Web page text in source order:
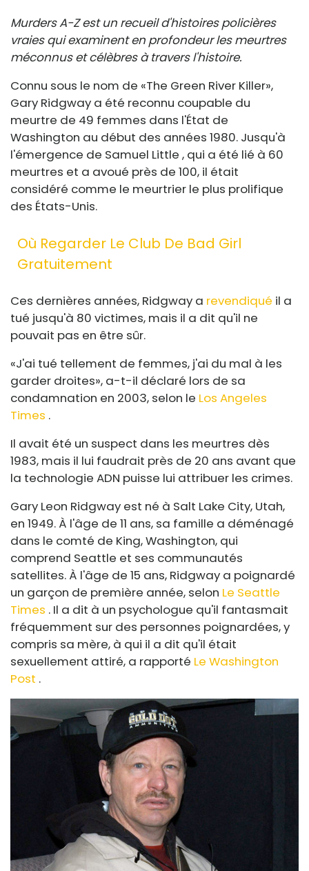
Murders A-Z est un recueil d'histoires policières
vraies qui examinent en profondeur les meurtres
méconnus et célèbres à travers l'histoire.
Connu sous le nom de «The Green River Killer»,
Gary Ridgway a été reconnu coupable du
meurtre de 49 femmes dans l'État de
Washington au début des années 1980. Jusqu'à
l'émergence de Samuel Little , qui a été lié à 60
meurtres et a avoué près de 100, il était
considéré comme le meurtrier le plus prolifique
des États-Unis.
Où Regarder Le Club De Bad Girl
Gratuitement
Ces dernières années, Ridgway a revendiqué il a
tué jusqu'à 80 victimes, mais il a dit qu'il ne
pouvait pas en être sûr.
«J'ai tué tellement de femmes, j'ai du mal à les
garder droites», a-t-il déclaré lors de sa
condamnation en 2003, selon le Los Angeles
Times .
Il avait été un suspect dans les meurtres dès
1983, mais il lui faudrait près de 20 ans avant que
la technologie ADN puisse lui attribuer les crimes.
Gary Leon Ridgway est né à Salt Lake City, Utah,
en 1949. À l'âge de 11 ans, sa famille a déménagé
dans le comté de King, Washington, qui
comprend Seattle et ses communautés
satellites. À l'âge de 15 ans, Ridgway a poignardé
un garçon de première année, selon Le Seattle
Times . Il a dit à un psychologue qu'il fantasmait
fréquemment sur des personnes poignardées, y
compris sa mère, à qui il a dit qu'il était
sexuellement attiré, a rapporté Le Washington
Post .